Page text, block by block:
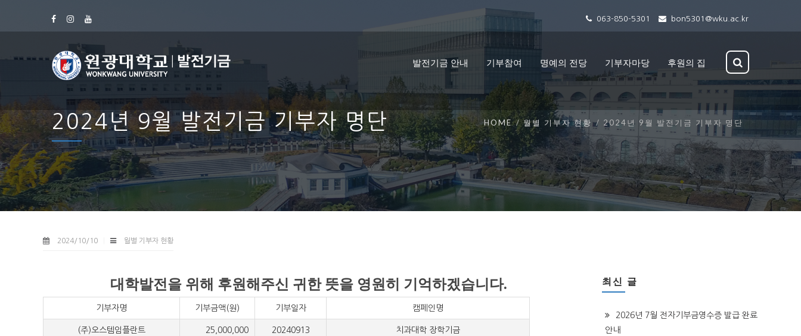
063-850-5301 bon5301@wku.ac.kr
발전기금 안내 기부참여 명예의 전당 기부자마당 후원의 집
2024년 9월 발전기금 기부자 명단 HOME 월별 기부자 현황 2024년 9월 발전기금 기부자 명단
2024/10/10 월별 기부자 현황
대학발전을 위해 후원해주신 귀한 뜻을 영원히 기억하겠습니다.
기부자명 기부금액(원) 기부일자 캠페인명
(주)오스템임플란트 25,000,000 20240913 치과대학 장학기금
최신 글
2026년 7월 전자기부금영수증 발급 완료
안내